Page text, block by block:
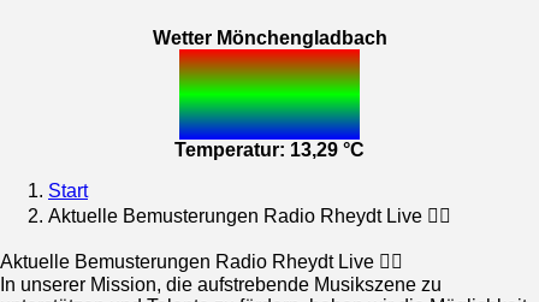
Wetter Mönchengladbach
Temperatur: 13,29 °C
Start
Aktuelle Bemusterungen Radio Rheydt Live 🕵️‍♀️
Aktuelle Bemusterungen Radio Rheydt Live 🕵️‍♀️
In unserer Mission, die aufstrebende Musikszene zu